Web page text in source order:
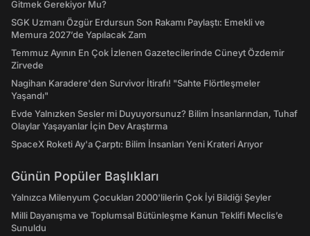
Gitmek Gerekiyor Mu?
SGK Uzmanı Özgür Erdursun Son Rakamı Paylaştı: Emekli ve
Memura 2027’de Yapılacak Zam
Temmuz Ayının En Çok İzlenen Gazetecilerinde Cüneyt Özdemir
Zirvede
Nagihan Karadere'den Survivor İtirafı! "Sahte Flörtleşmeler
Yaşandı"
Evde Yalnızken Sesler mi Duyuyorsunuz? Bilim İnsanlarından, Tuhaf
Olaylar Yaşayanlar İçin Dev Araştırma
SpaceX Roketi Ay'a Çarptı: Bilim İnsanları Yeni Krateri Arıyor
Günün Popüler Başlıkları
Yalnızca Milenyum Çocukları 2000'lilerin Çok İyi Bildiği Şeyler
Milli Dayanışma ve Toplumsal Bütünleşme Kanun Teklifi Meclis’e
Sunuldu